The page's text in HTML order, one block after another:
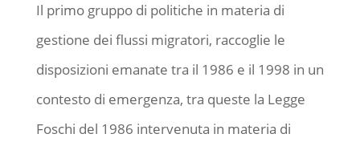
Il primo gruppo di politiche in materia di
gestione dei flussi migratori, raccoglie le
disposizioni emanate tra il 1986 e il 1998 in un
contesto di emergenza, tra queste la Legge
Foschi del 1986 intervenuta in materia di